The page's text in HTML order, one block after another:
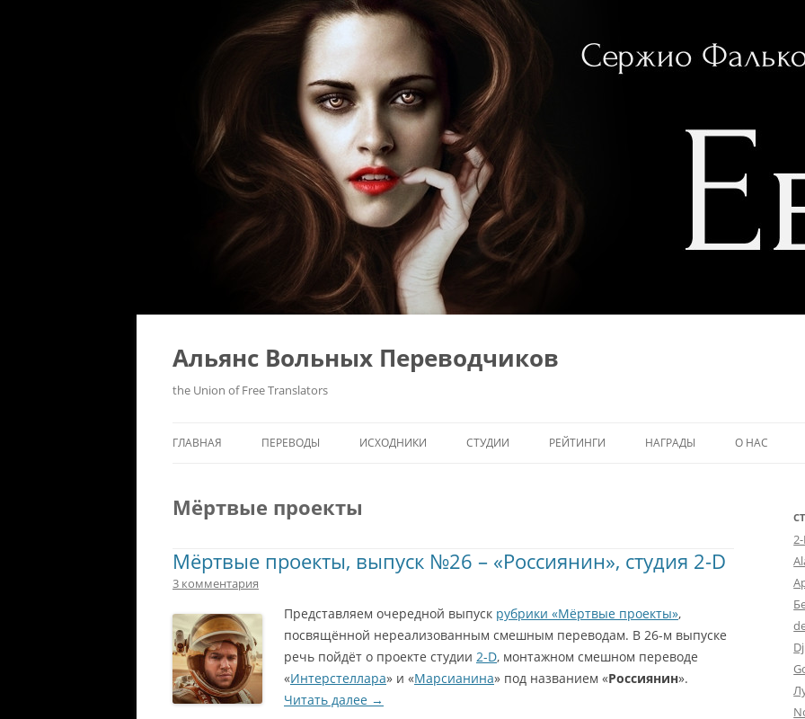
Альянс Вольных Переводчиков
the Union of Free Translators
ГЛАВНАЯ ПЕРЕВОДЫ ИСХОДНИКИ СТУДИИ РЕЙТИНГИ НАГРАДЫ О НАС
ИСТОРИЯ
Мёртвые проекты
Мёртвые проекты, выпуск №26 – «Россиянин», студия 2-D
3 комментария
Представляем очередной выпуск рубрики «Мёртвые проекты»,
посвящённой нереализованным смешным переводам. В 26-м выпуске
речь пойдёт о проекте студии 2-D, монтажном смешном переводе
«Интерстеллара» и «Марсианина» под названием «Россиянин».
Читать далее →